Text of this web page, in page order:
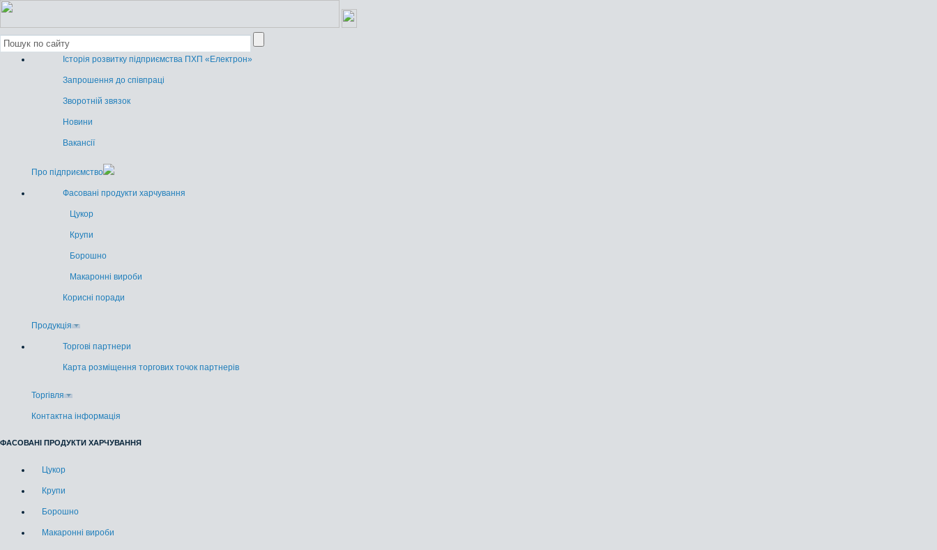
Історія розвитку підприємства ПХП «Електрон»
Запрошення до співпраці
Зворотній звязок
Новини
Вакансії
Про підприємство
Фасовані продукти харчування
Цукор
Крупи
Борошно
Макаронні вироби
Корисні поради
Продукція
Торгові партнери
Карта розміщення торгових точок партнерів
Торгівля
Контактна інформація
ФАСОВАНІ ПРОДУКТИ ХАРЧУВАННЯ
Цукор
Крупи
Борошно
Макаронні вироби